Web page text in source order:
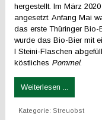
hergestellt. Im März
angesetzt. Anfang Mai
das erste Thüringer
wurde das Bio-Bier mit
l Steini-Flaschen
köstliches Pommel.
Weiterlesen ...
Kategorie:Streuobst